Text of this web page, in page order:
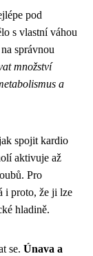
pod
s vlastní váhou
správnou
množství
a
spojit kardio
aktivuje až
Pro
i proto, že ji lze
hladině.
se. Únava a